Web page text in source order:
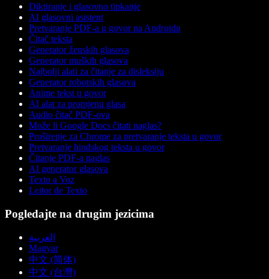
Diktiranje i glasovno tipkanje
AI glasovni asistent
Pretvaranje PDF-a u govor na Androidu
Čitač teksta
Generator ženskih glasova
Generator muških glasova
Najbolji alati za čitanje za disleksiju
Generator robotskih glasova
Anime tekst u govor
AI alat za promjenu glasa
Audio čitač PDF-ova
Može li Google Docs čitati naglas?
Proširenje za Chrome za pretvaranje teksta u govor
Pretvaranje hindskog teksta u govor
Čitanje PDF-a naglas
AI generator glasova
Texto a Voz
Leitor de Texto
Pogledajte na drugim jezicima
العربية
Magyar
中文 (简体)
中文 (台灣)